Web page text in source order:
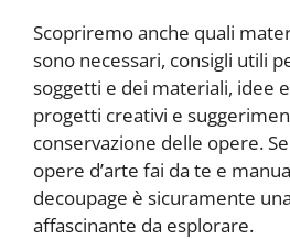
Scopriremo anche quali
sono necessari, consigli utili
soggetti e dei materiali, idee
progetti creativi e
conservazione delle opere.
opere d’arte fai da te e
decoupage è sicuramente
affascinante da esplorare.